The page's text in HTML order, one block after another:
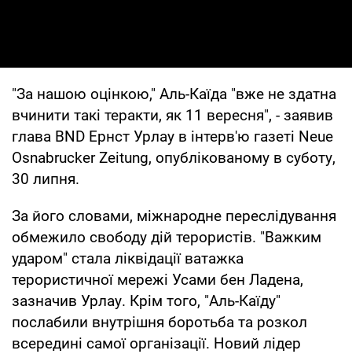
"За нашою оцінкою," Аль-Каїда "вже не здатна
вчинити такі теракти, як 11 вересня", - заявив
глава BND Ернст Урлау в інтерв'ю газеті Neue
Osnabrucker Zeitung, опублікованому в суботу,
30 липня.
За його словами, міжнародне переслідування
обмежило свободу дій терористів. "Важким
ударом" стала ліквідації ватажка
терористичної мережі Усами бен Ладена,
зазначив Урлау. Крім того, "Аль-Каїду"
послабили внутрішня боротьба та розкол
всередині самої організації. Новий лідер